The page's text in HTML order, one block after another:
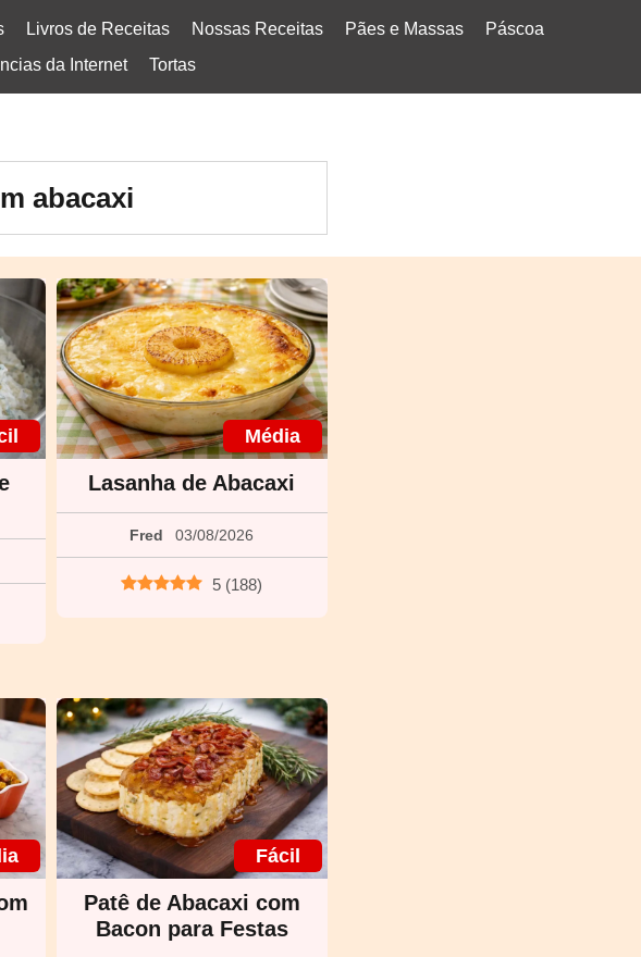
Livros de Receitas Nossas Receitas Pães e Massas
Páscoa
da Internet Tortas
abacaxi
Média
Lasanha de Abacaxi
Fred 03/08/2026
5 (188)
Fácil
Patê de Abacaxi com
Bacon para Festas